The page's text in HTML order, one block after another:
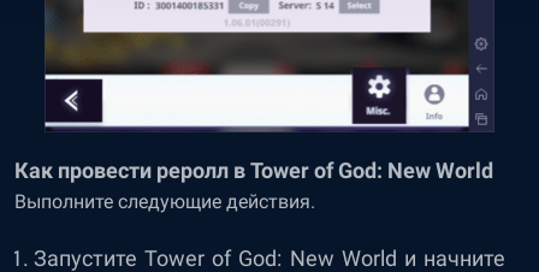
Как провести реролл в Tower of God: New World
Выполните следующие действия.
Запустите Tower of God: New World и начните